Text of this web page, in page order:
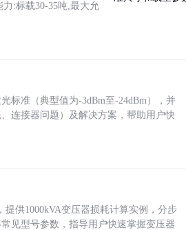
力:标载30-35吨,最大允
标准（典型值为-3dBm至-24dBm），并
连接器问题）及解决方案，帮助用户快
供1000kVA变压器损耗计算实例，分步
见型号参数，指导用户快速掌握变压器